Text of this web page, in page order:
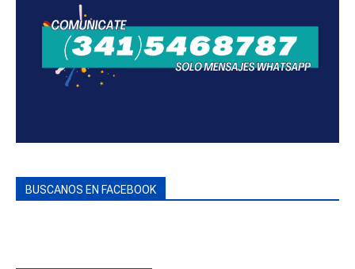
BUSCANOS EN FACEBOOK